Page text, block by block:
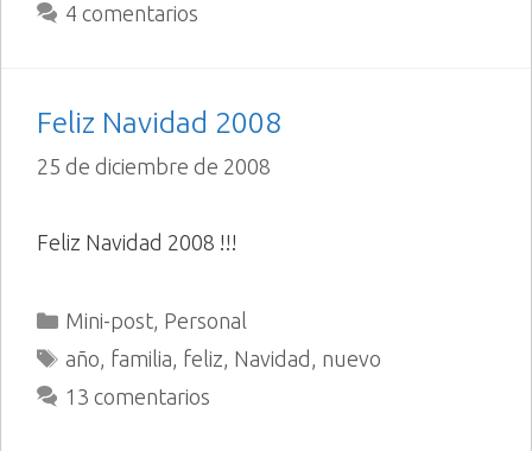
4 comentarios
Feliz Navidad 2008
25 de diciembre de 2008
Feliz Navidad 2008 !!!
Categorías
Mini-post, Personal
Etiquetas
año, familia, feliz, Navidad , nuevo
13 comentarios